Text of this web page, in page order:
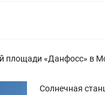
площади «Данфосс» в
Солнечная